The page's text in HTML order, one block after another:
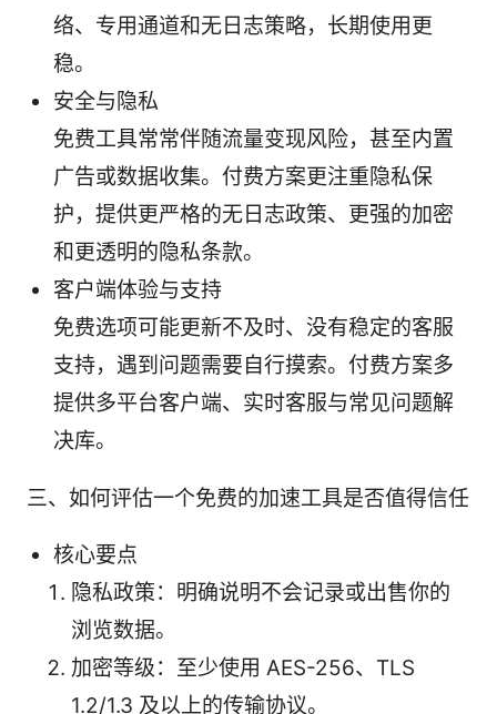
络、专用通道和无日志策略，长期使用更
稳。
安全与隐私
免费工具常常伴随流量变现风险，甚至内置
广告或数据收集。付费方案更注重隐私保
护，提供更严格的无日志政策、更强的加密
和更透明的隐私条款。
客户端体验与支持
免费选项可能更新不及时、没有稳定的客服
支持，遇到问题需要自行摸索。付费方案多
提供多平台客户端、实时客服与常见问题解
决库。
三、如何评估一个免费的加速工具是否值得信任
核心要点
隐私政策：明确说明不会记录或出售你的
浏览数据。
加密等级：至少使用 AES-256、TLS
1.2/1.3 及以上的传输协议。